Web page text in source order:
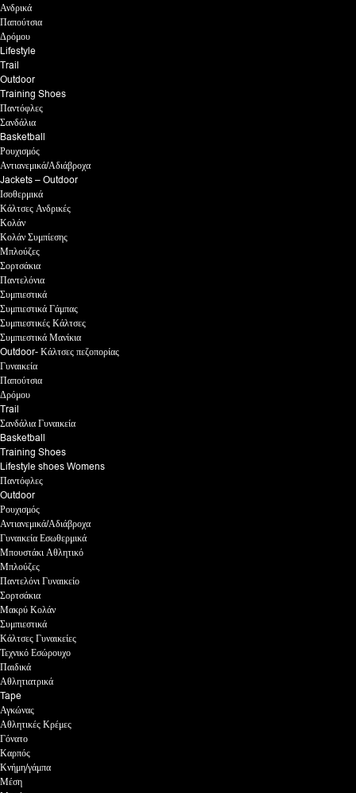
Ανδρικά
Παπούτσια
Δρόμου
Lifestyle
Trail
Outdoor
Training Shoes
Παντόφλες
Σανδάλια
Basketball
Ρουχισμός
Αντιανεμικά/Αδιάβροχα
Jackets – Outdoor
Ισοθερμικά
Κάλτσες Ανδρικές
Κολάν
Κολάν Συμπίεσης
Μπλούζες
Σορτσάκια
Παντελόνια
Συμπιεστικά
Συμπιεστικά Γάμπας
Συμπιεστικές Κάλτσες
Συμπιεστικά Μανίκια
Outdoor- Κάλτσες πεζοπορίας
Γυναικεία
Παπούτσια
Δρόμου
Trail
Σανδάλια Γυναικεία
Basketball
Training Shoes
Lifestyle shoes Womens
Παντόφλες
Outdoor
Ρουχισμός
Αντιανεμικά/Αδιάβροχα
Γυναικεία Εσωθερμικά
Μπουστάκι Αθλητικό
Μπλούζες
Παντελόνι Γυναικείο
Σορτσάκια
Μακρύ Κολάν
Συμπιεστικά
Κάλτσες Γυναικείες
Τεχνικό Εσώρουχο
Παιδικά
Αθλητιατρικά
Tape
Αγκώνας
Αθλητικές Κρέμες
Γόνατο
Καρπός
Κνήμη/γάμπα
Μέση